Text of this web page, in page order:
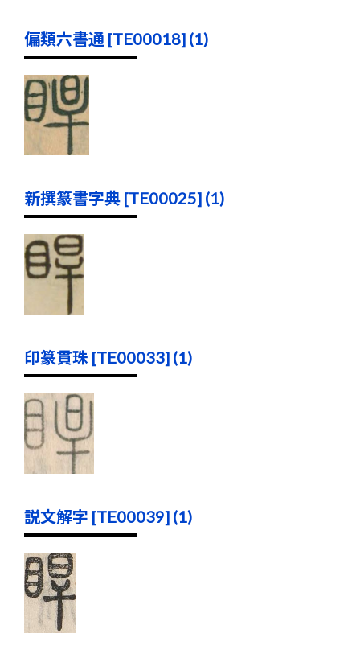
偏類六書通 [TE00018] (1)
新撰篆書字典 [TE00025] (1)
印篆貫珠 [TE00033] (1)
説文解字 [TE00039] (1)